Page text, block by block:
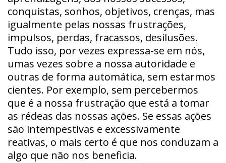
conquistas, sonhos, objetivos, crenças, mas
igualmente pelas nossas frustrações,
impulsos, perdas, fracassos, desilusões.
Tudo isso, por vezes expressa-se em nós,
umas vezes sobre a nossa autoridade e
outras de forma automática, sem estarmos
cientes. Por exemplo, sem percebermos
que é a nossa frustração que está a tomar
as rédeas das nossas ações. Se essas ações
são intempestivas e excessivamente
reativas, o mais certo é que nos conduzam a
algo que não nos beneficia.